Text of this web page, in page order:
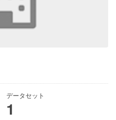
データセット
1